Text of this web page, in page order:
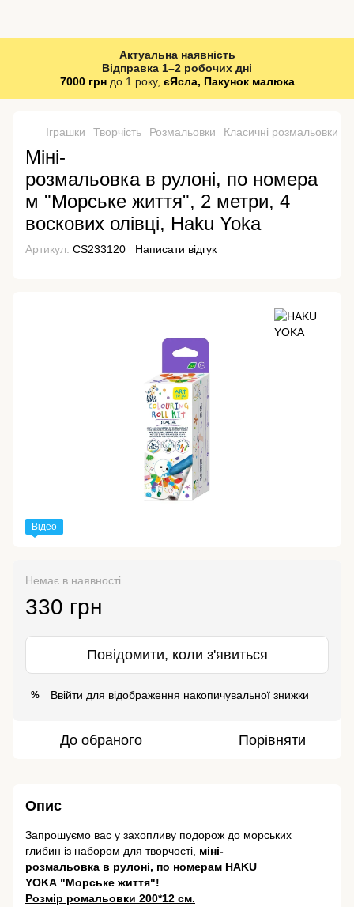
Актуальна наявність
Відправка 1–2 робочих дні
7000 грндо 1 року, єЯсла, Пакунок малюка
Іграшки Творчість Розмальовки Класичні розмальовки
Міні-
розмальовка в рулоні, по номера
м "Морське життя", 2 метри, 4
воскових олівці, Haku Yoka
Артикул: CS233120 Написати відгук
Відео
Немає в наявності
330 грн
Повідомити, коли з'явиться
% Ввійти для відображення накопичувальної знижки
До обраного Порівняти
Опис
Запрошуємо вас у захопливу подорож до морських
глибин із набором для творчості, міні-
розмальовка в рулоні, по номерам HAKU
YOKA "Морське життя"!
Розмір ромальовки 200*12 см.